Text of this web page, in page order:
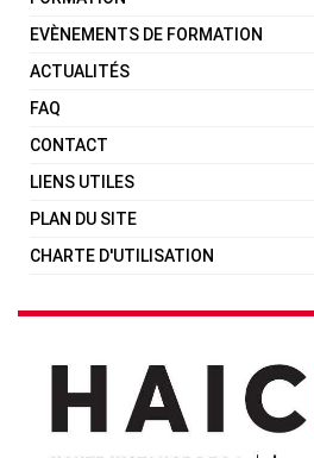
EVÈNEMENTS DE FORMATION
ACTUALITÉS
FAQ
CONTACT
LIENS UTILES
PLAN DU SITE
CHARTE D'UTILISATION